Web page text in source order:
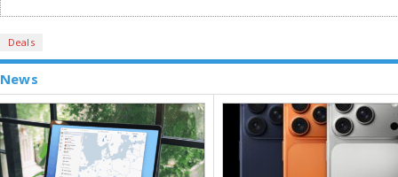
Deals
News